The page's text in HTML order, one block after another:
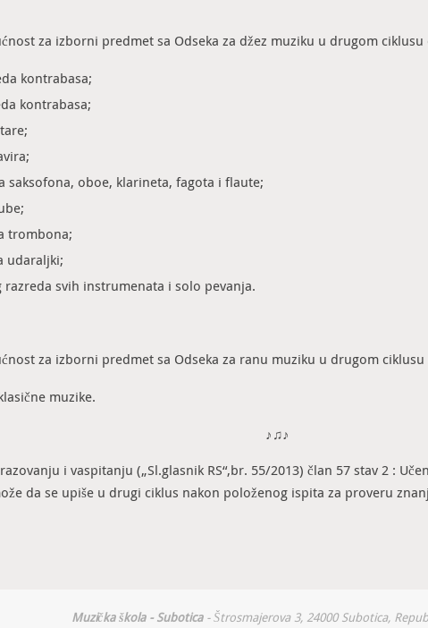
za izborni predmet sa Odseka za džez muziku u drugom
kontrabasa;
kontrabasa;
saksofona, oboe, klarineta, fagota i flaute;
trombona;
udaraljki;
razreda svih instrumenata i solo pevanja.
za izborni predmet sa Odseka za ranu muziku u drugom
muzike.
♪♫♪
i vaspitanju („Sl.glasnik RS“,br. 55/2013) član 57 stav 2 :
da se upiše u drugi ciklus nakon položenog ispita za proveru
Muzička škola - Subotica - Štrosmajerova 3, 24000 Subotica,